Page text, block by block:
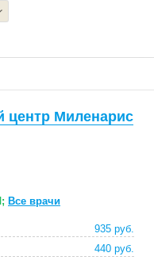
центр Миленарис
Все врачи
935 руб.
440 руб.